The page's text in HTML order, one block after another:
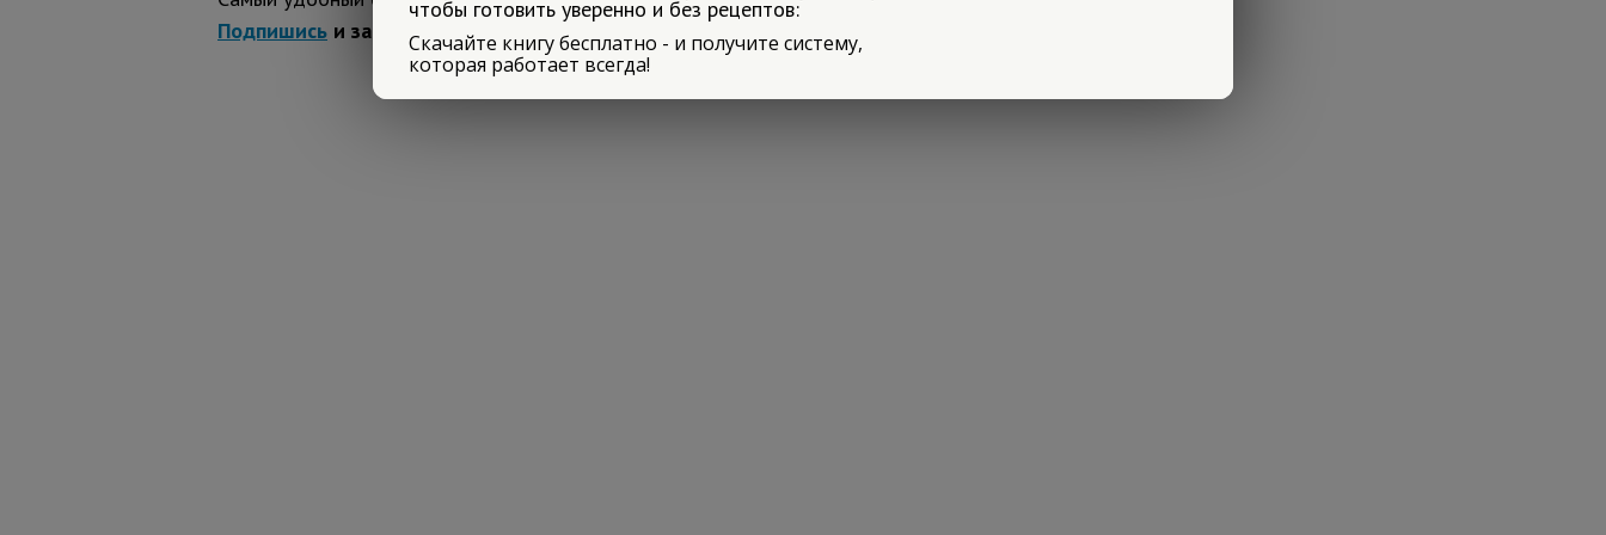
Подпишись и забирай 🎁 в закреплённых сообщениях
чтобы готовить уверенно и без рецептов:
Скачайте книгу бесплатно - и получите систему,
которая работает всегда!